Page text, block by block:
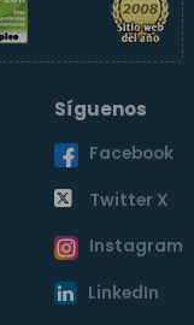
Síguenos
Facebook
Twitter X
Instagram
LinkedIn